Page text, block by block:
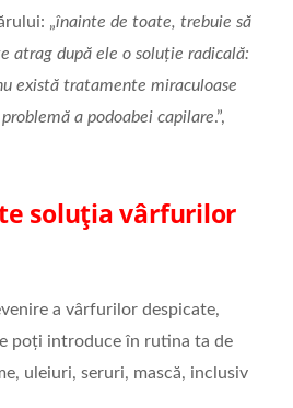
„înainte de toate, trebuie să
atrag după ele o soluție radicală:
există tratamente miraculoase
a podoabei capilare.”,
soluția vârfurilor
a vârfurilor despicate,
poți introduce în rutina ta de
uleiuri, seruri, mască, inclusiv